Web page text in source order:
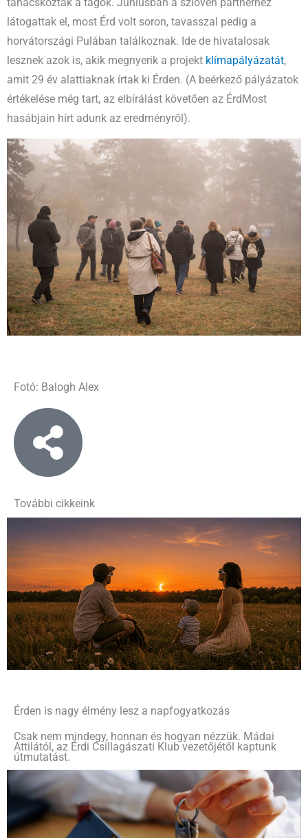
tanácskoztak a tagok. Júniusban a szlovén partnerhez
látogattak el, most Érd volt soron, tavasszal pedig a
horvátországi Pulában találkoznak. Ide de hivatalosak
lesznek azok is, akik megnyerik a projekt klímapályázatát,
amit 29 év alattiaknak írtak ki Érden. (A beérkező pályázatok
értékelése még tart, az elbírálást követően az ÉrdMost
hasábjain hírt adunk az eredményről).
Fotó: Balogh Alex
További cikkeink
Érden is nagy élmény lesz a napfogyatkozás
Csak nem mindegy, honnan és hogyan nézzük. Mádai
Attilától, az Érdi Csillagászati Klub vezetőjétől kaptunk
útmutatást.